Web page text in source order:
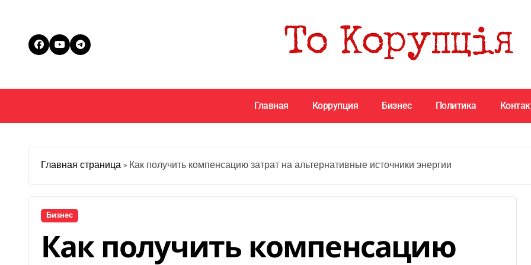
Главная Коррупция Бизнес Политика
Главная страница » Как получить компенсацию затрат на альтернативные источники энергии
Бизнес
Как получить компенсацию